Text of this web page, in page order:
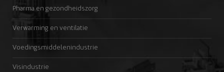
Pharma en gezondheidszorg
Verwarming en ventilatie
Voedingsmiddelenindustrie
Visindustrie